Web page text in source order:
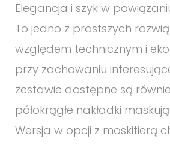
Elegancja i szyk w
To jedno z prostszych
względem technicznym i
przy zachowaniu
zestawie dostępne są
półokrągłe nakładki
Wersja w opcji z moskitierą